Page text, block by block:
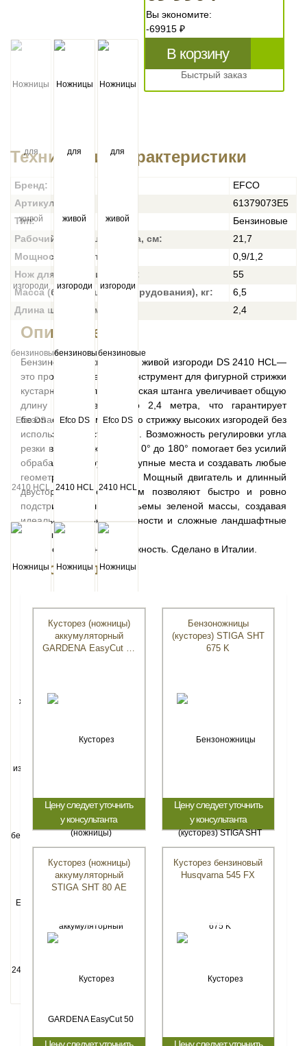
Вы экономите:
-69915 ₽
В корзину
Быстрый заказ
Технические характеристики
Бренд:
EFCO
Артикул:
61379073E5
Тип:
Бензиновые
Рабочий объем цилиндра, см:
21,7
Мощность, кВт/ л.с.:
0,9/1,2
Нож для кустарников, см:
55
Масса (без режущего оборудования), кг:
6,5
Длина штанги, мм:
2,4
Описание
Бензиновые ножницы для живой изгороди DS 2410 HСL—
это профессиональный инструмент для фигурной стрижки
кустарников. Телескопическая штанга увеличивает общую
длину оборудования до 2,4 метра, что гарантирует
безопасную и комфортную стрижку высоких изгородей без
использования стремянки. Возможность регулировки угла
резки в 11 положениях от 0° до 180° помогает без усилий
обрабатывать труднодоступные места и создавать любые
геометрические фигуры. Мощный двигатель и длинный
двусторонний нож 55 см позволяют быстро и ровно
подстригать большие объемы зеленой массы, создавая
идеально ровные поверхности и сложные ландшафтные
формы.
Профессиональная надежность. Сделано в Италии.
Рекомендуем
Кусторез (ножницы)
аккумуляторный
GARDENA EasyCut 50
Цену следует уточнить
у консультанта
Бензоножницы
(кусторез) STIGA SHT
675 K
Цену следует уточнить
у консультанта
Кусторез (ножницы)
аккумуляторный
STIGA SHT 80 AE
Кусторез бензиновый
Husqvarna 545 FX